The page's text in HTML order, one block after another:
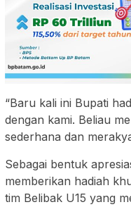
“Baru kali ini Bupati
dengan kami. Beliau
sederhana dan
Sebagai bentuk
memberikan hadiah
tim Belibak U15 yang